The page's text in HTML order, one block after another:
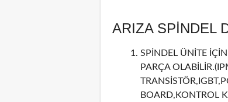
ARIZA SPİNDEL
SPİNDEL ÜNİTE
PARÇA
BOARD,KONTROL